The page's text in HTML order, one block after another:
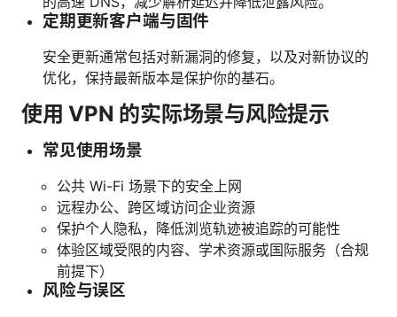
定期更新客户端与固件
安全更新通常包括对新漏洞的修复，以及对新协议的
优化，保持最新版本是保护你的基石。
使用 VPN 的实际场景与风险提示
常见使用场景
公共 Wi-Fi 场景下的安全上网
远程办公、跨区域访问企业资源
保护个人隐私，降低浏览轨迹被追踪的可能性
体验区域受限的内容、学术资源或国际服务（合规
前提下）
风险与误区